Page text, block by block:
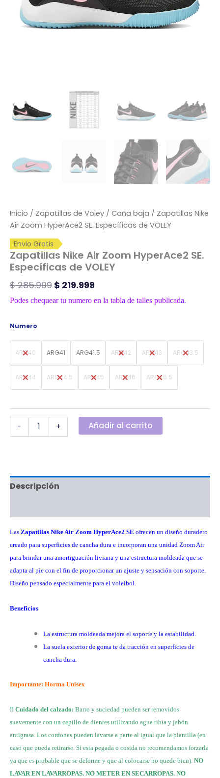
Inicio / Zapatillas de Voley / Caña baja / Zapatillas Nike
Air Zoom HyperAce2 SE. Específicas de VOLEY
Envio Gratis
Zapatillas Nike Air Zoom HyperAce2 SE.
Específicas de VOLEY
$285.999 $ 219.999
Podes chequear tu numero en la tabla de talles publicada.
Numero
ARG40 ARG41 ARG41.5 ARG42 ARG43 ARG43.5
ARG44 ARG44.5 ARG45 ARG46 ARG46.5
- + Añadir al carrito
Descripción
Las Zapatillas Nike Air Zoom HyperAce2 SE ofrecen un diseño duradero
creado para superficies de cancha dura e incorporan una unidad Zoom Air
para brindar una amortiguación liviana y una estructura moldeada que se
adapta al pie con el fin de proporcionar un ajuste y sensación con soporte.
Diseño pensado especialmente para el voleibol.
Beneficios
La estructura moldeada mejora el soporte y la estabilidad.
La suela exterior de goma te da tracción en superficies de
cancha dura.
Importante: Horma Unisex
!! Cuidado del calzado: Barro y suciedad pueden ser removidos
suavemente con un cepillo de dientes utilizando agua tibia y jabón
antigrasa. Los cordones pueden lavarse a parte al igual que la plantilla (en
caso que pueda retirarse. Si esta pegada o cosida no recomendamos forzarla
ya que es probable que se deforme y que al colocarse no quede bien). NO
LAVAR EN LAVARROPAS. NO METER EN SECARROPAS. NO